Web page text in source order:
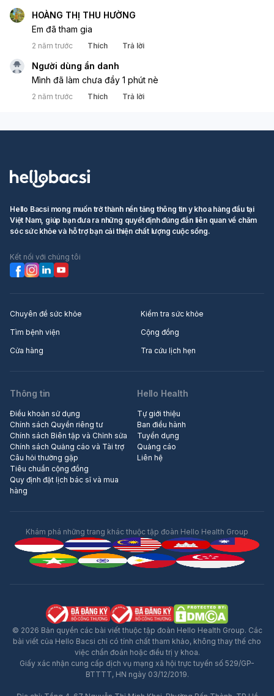
HOÀNG THỊ THU HƯỜNG
Em đã tham gia
2 năm trước Thích Trả lời
Người dùng ẩn danh
Mình đã làm chưa đầy 1 phút nè
2 năm trước Thích Trả lời
Hello Bacsi mong muốn trở thành nền tảng thông tin y khoa hàng đầu tại
Việt Nam, giúp bạn đưa ra những quyết định đúng đắn liên quan về chăm
sóc sức khỏe và hỗ trợ bạn cải thiện chất lượng cuộc sống.
Kết nối với chúng tôi
Chuyên đề sức khỏe
Kiểm tra sức khỏe
Tìm bệnh viện
Cộng đồng
Cửa hàng
Tra cứu lịch hẹn
Thông tin
Điều khoản sử dụng
Chính sách Quyền riêng tư
Chính sách Biên tập và Chỉnh sửa
Chính sách Quảng cáo và Tài trợ
Câu hỏi thường gặp
Tiêu chuẩn cộng đồng
Quy định đặt lịch bác sĩ và mua
hàng
Hello Health
Tự giới thiệu
Ban điều hành
Tuyển dụng
Quảng cáo
Liên hệ
Khám phá những trang khác thuộc tập đoàn Hello Health Group
© 2026 Bản quyền các bài viết thuộc tập đoàn Hello Health Group. Các
bài viết của Hello Bacsi chỉ có tính chất tham khảo, không thay thế cho
việc chẩn đoán hoặc điều trị y khoa.
Giấy xác nhận cung cấp dịch vụ mạng xã hội trực tuyến số 529/GP-
BTTTT, HN ngày 03/12/2019.